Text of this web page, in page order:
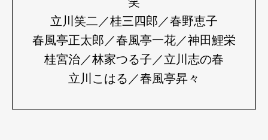
立川笑二／桂三四郎／春野恵子
春風亭正太郎／春風亭一花／神田鯉栄
桂宮治／林家つる子／立川志の春
立川こはる／春風亭昇々